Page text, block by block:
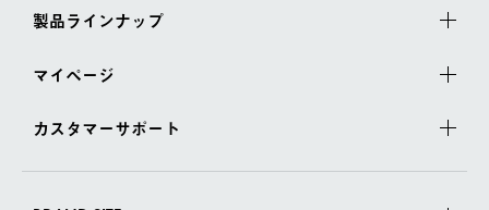
製品ラインナップ
マイページ
カスタマーサポート